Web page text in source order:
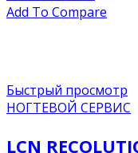
Add To Compare
Быстрый просмотр
НОГТЕВОЙ СЕРВИС
LCN